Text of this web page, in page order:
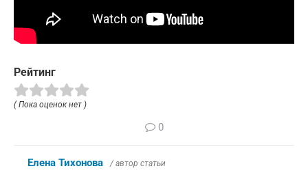
Рейтинг
( Пока оценок нет )
0
Елена Тихонова / автор статьи